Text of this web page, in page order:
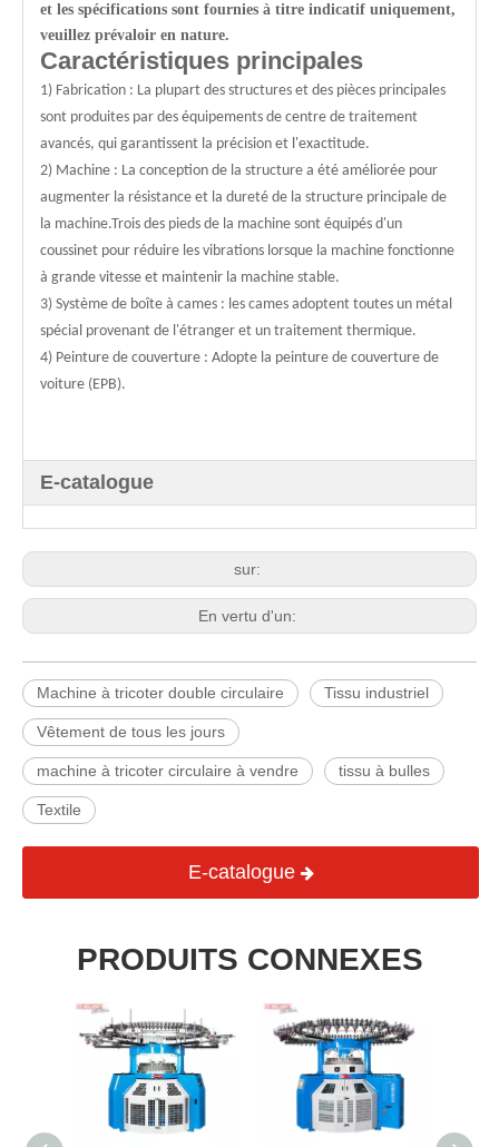
et les spécifications sont fournies à titre indicatif uniquement,
veuillez prévaloir en nature.
Caractéristiques principales
1) Fabrication : La plupart des structures et des pièces principales
sont produites par des équipements de centre de traitement
avancés, qui garantissent la précision et l'exactitude.
2) Machine : La conception de la structure a été améliorée pour
augmenter la résistance et la dureté de la structure principale de
la machine.Trois des pieds de la machine sont équipés d'un
coussinet pour réduire les vibrations lorsque la machine fonctionne
à grande vitesse et maintenir la machine stable.
3) Système de boîte à cames : les cames adoptent toutes un métal
spécial provenant de l'étranger et un traitement thermique.
4) Peinture de couverture : Adopte la peinture de couverture de
voiture (EPB).
E-catalogue
sur:
En vertu d'un:
Machine à tricoter double circulaire Tissu industriel
Vêtement de tous les jours
machine à tricoter circulaire à vendre tissu à bulles
Textile
E-catalogue
PRODUITS CONNEXES